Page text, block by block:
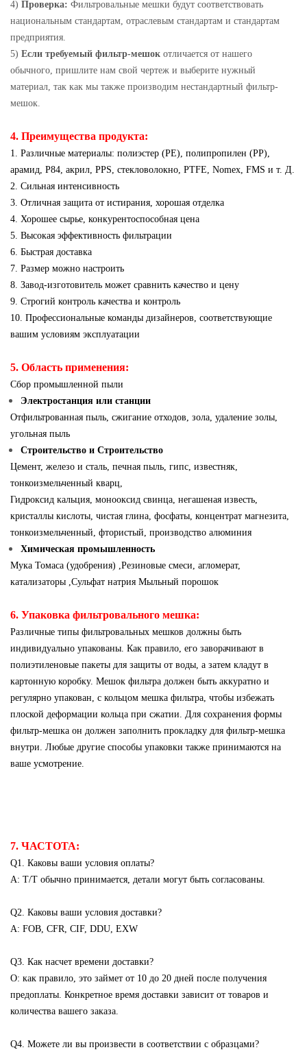
4) Проверка: Фильтровальные мешки будут соответствовать
национальным стандартам, отраслевым стандартам и стандартам
предприятия.
5) Если требуемый фильтр-мешок отличается от нашего
обычного, пришлите нам свой чертеж и выберите нужный
материал, так как мы также производим нестандартный фильтр-
мешок.
4. Преимущества продукта:
1. Различные материалы: полиэстер (PE), полипропилен (PP),
арамид, P84, акрил, PPS, стекловолокно, PTFE, Nomex, FMS и т. Д.
2. Сильная интенсивность
3. Отличная защита от истирания, хорошая отделка
4. Хорошее сырье, конкурентоспособная цена
5. Высокая эффективность фильтрации
6. Быстрая доставка
7. Размер можно настроить
8. Завод-изготовитель может сравнить качество и цену
9. Строгий контроль качества и контроль
10. Профессиональные команды дизайнеров, соответствующие
вашим условиям эксплуатации
5. Область применения:
Сбор промышленной пыли
Электростанция или станции
Отфильтрованная пыль, сжигание отходов, зола, удаление золы,
угольная пыль
Строительство и Строительство
Цемент, железо и сталь, печная пыль, гипс, известняк,
тонкоизмельченный кварц,
Гидроксид кальция, монооксид свинца, негашеная известь,
кристаллы кислоты, чистая глина, фосфаты, концентрат магнезита,
тонкоизмельченный, фтористый, производство алюминия
Химическая промышленность
Мука Томаса (удобрения) ,Резиновые смеси, агломерат,
катализаторы ,Сульфат натрия Мыльный порошок
6. Упаковка фильтровального мешка:
Различные типы фильтровальных мешков должны быть
индивидуально упакованы. Как правило, его заворачивают в
полиэтиленовые пакеты для защиты от воды, а затем кладут в
картонную коробку. Мешок фильтра должен быть аккуратно и
регулярно упакован, с кольцом мешка фильтра, чтобы избежать
плоской деформации кольца при сжатии. Для сохранения формы
фильтр-мешка он должен заполнить прокладку для фильтр-мешка
внутри. Любые другие способы упаковки также принимаются на
ваше усмотрение.
7. ЧАСТОТА:
Q1. Каковы ваши условия оплаты?
A: T/T обычно принимается, детали могут быть согласованы.
Q2. Каковы ваши условия доставки?
A: FOB, CFR, CIF, DDU, EXW
Q3. Как насчет времени доставки?
О: как правило, это займет от 10 до 20 дней после получения
предоплаты. Конкретное время доставки зависит от товаров и
количества вашего заказа.
Q4. Можете ли вы произвести в соответствии с образцами?